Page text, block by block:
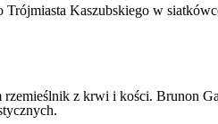
Kaszubskiego w
z krwi i kości. Brunon